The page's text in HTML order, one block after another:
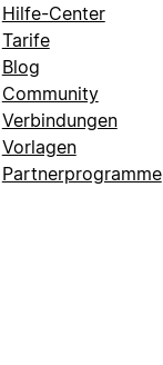
Hilfe-Center
Tarife
Blog
Community
Verbindungen
Vorlagen
Partnerprogramme